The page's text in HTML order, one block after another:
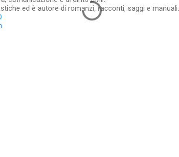
ed è autore di romanzi, racconti, saggi e manuali.